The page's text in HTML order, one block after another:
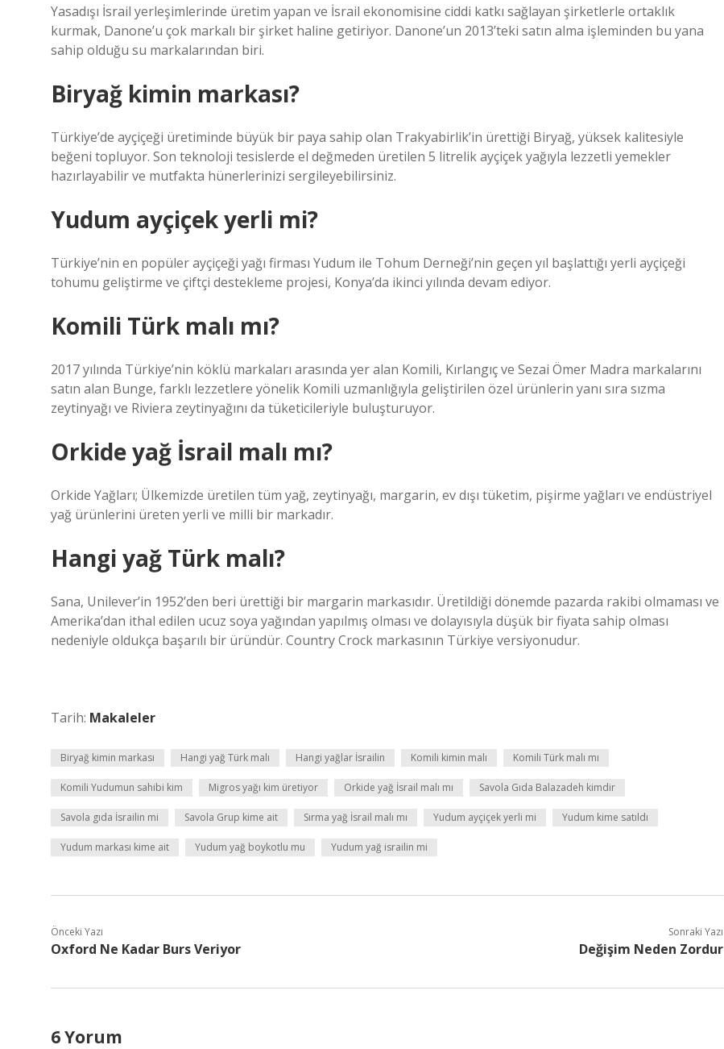
Yasadışı İsrail yerleşimlerinde üretim yapan ve İsrail ekonomisine ciddi katkı sağlayan şirketlerle ortaklık
kurmak, Danone’u çok markalı bir şirket haline getiriyor. Danone’un 2013’teki satın alma işleminden bu yana
sahip olduğu su markalarından biri.
Biryağ kimin markası?
Türkiye’de ayçiçeği üretiminde büyük bir paya sahip olan Trakyabirlik’in ürettiği Biryağ, yüksek kalitesiyle
beğeni topluyor. Son teknoloji tesislerde el değmeden üretilen 5 litrelik ayçiçek yağıyla lezzetli yemekler
hazırlayabilir ve mutfakta hünerlerinizi sergileyebilirsiniz.
Yudum ayçiçek yerli mi?
Türkiye’nin en popüler ayçiçeği yağı firması Yudum ile Tohum Derneği’nin geçen yıl başlattığı yerli ayçiçeği
tohumu geliştirme ve çiftçi destekleme projesi, Konya’da ikinci yılında devam ediyor.
Komili Türk malı mı?
2017 yılında Türkiye’nin köklü markaları arasında yer alan Komili, Kırlangıç ​​​​​​ve Sezai Ömer Madra markalarını
satın alan Bunge, farklı lezzetlere yönelik Komili uzmanlığıyla geliştirilen özel ürünlerin yanı sıra sızma
zeytinyağı ve Riviera zeytinyağını da tüketicileriyle buluşturuyor.
Orkide yağ İsrail malı mı?
Orkide Yağları; Ülkemizde üretilen tüm yağ, zeytinyağı, margarin, ev dışı tüketim, pişirme yağları ve endüstriyel
yağ ürünlerini üreten yerli ve milli bir markadır.
Hangi yağ Türk malı?
Sana, Unilever’in 1952’den beri ürettiği bir margarin markasıdır. Üretildiği dönemde pazarda rakibi olmaması ve
Amerika’dan ithal edilen ucuz soya yağından yapılmış olması ve dolayısıyla düşük bir fiyata sahip olması
nedeniyle oldukça başarılı bir üründür. Country Crock markasının Türkiye versiyonudur.
Tarih: Makaleler
Biryağ kimin markası Hangi yağ Türk malı Hangi yağlar İsrailin Komili kimin malı Komili Türk malı mı
Komili Yudumun sahibi kim Migros yağı kim üretiyor Orkide yağ İsrail malı mı Savola Gıda Balazadeh kimdir
Savola gıda İsrailin mi Savola Grup kime ait Sırma yağ İsrail malı mı Yudum ayçiçek yerli mi Yudum kime satıldı
Yudum markası kime ait Yudum yağ boykotlu mu Yudum yağ israilin mi
Önceki Yazı
Oxford Ne Kadar Burs Veriyor
Sonraki Yazı
Değişim Neden Zordur
6 Yorum